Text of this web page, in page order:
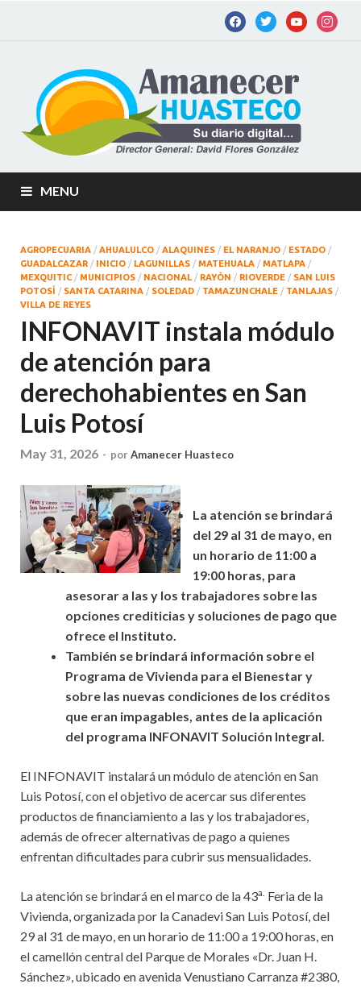
MENU
AGROPECUARIA / AHUALULCO / ALAQUINES / EL NARANJO / ESTADO /
GUADALCAZAR / INICIO / LAGUNILLAS / MATEHUALA / MATLAPA /
MEXQUITIC / MUNICIPIOS / NACIONAL / RAYÒN / RIOVERDE / SAN LUIS
POTOSÍ / SANTA CATARINA / SOLEDAD / TAMAZUNCHALE / TANLAJAS /
VILLA DE REYES
INFONAVIT instala módulo
de atención para
derechohabientes en San
Luis Potosí
May 31, 2026 - por Amanecer Huasteco
La atención se brindará
del 29 al 31 de mayo, en
un horario de 11:00 a
19:00 horas, para
asesorar a las y los trabajadores sobre las
opciones crediticias y soluciones de pago que
ofrece el Instituto.
También se brindará información sobre el
Programa de Vivienda para el Bienestar y
sobre las nuevas condiciones de los créditos
que eran impagables, antes de la aplicación
del programa INFONAVIT Solución Integral.
El INFONAVIT instalará un módulo de atención en San
Luis Potosí, con el objetivo de acercar sus diferentes
productos de financiamiento a las y los trabajadores,
además de ofrecer alternativas de pago a quienes
enfrentan dificultades para cubrir sus mensualidades.
La atención se brindará en el marco de la 43a. Feria de la
Vivienda, organizada por la Canadevi San Luis Potosí, del
29 al 31 de mayo, en un horario de 11:00 a 19:00 horas, en
el camellón central del Parque de Morales «Dr. Juan H.
Sánchez», ubicado en avenida Venustiano Carranza #2380,